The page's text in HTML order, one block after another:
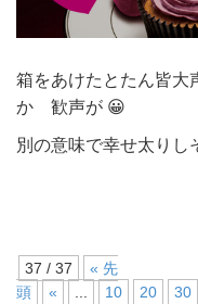
箱をあけたとたん皆
か 歓声が 😀
別の意味で幸せ太り
37 / 37
« 先
頭
« ... 10 20 30